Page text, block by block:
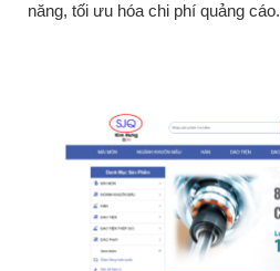
năng, tối ưu hóa chi phí quảng cáo.